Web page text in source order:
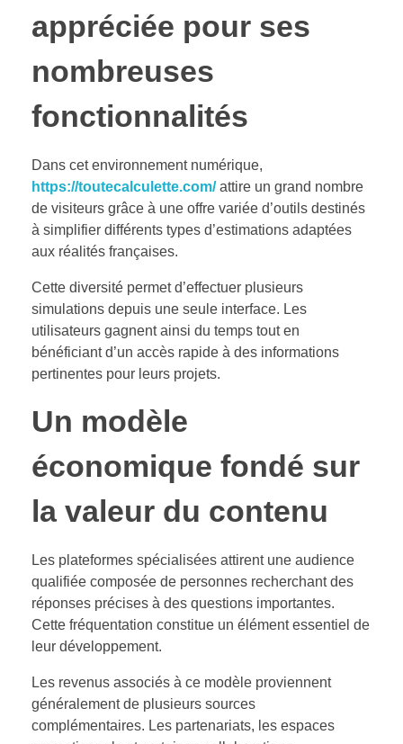
appréciée pour ses
nombreuses
fonctionnalités
Dans cet environnement numérique,
https://toutecalculette.com/attire un grand nombre
de visiteurs grâce à une offre variée d’outils destinés
à simplifier différents types d’estimations adaptées
aux réalités françaises.
Cette diversité permet d’effectuer plusieurs
simulations depuis une seule interface. Les
utilisateurs gagnent ainsi du temps tout en
bénéficiant d’un accès rapide à des informations
pertinentes pour leurs projets.
Un modèle
économique fondé sur
la valeur du contenu
Les plateformes spécialisées attirent une audience
qualifiée composée de personnes recherchant des
réponses précises à des questions importantes.
Cette fréquentation constitue un élément essentiel de
leur développement.
Les revenus associés à ce modèle proviennent
généralement de plusieurs sources
complémentaires. Les partenariats, les espaces